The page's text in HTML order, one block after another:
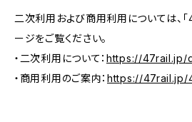
二次利用および商用利用については、
ージをご覧ください。
・二次利用について： https://47rail.jp/
・商用利用のご案内： https://47rail.jp/